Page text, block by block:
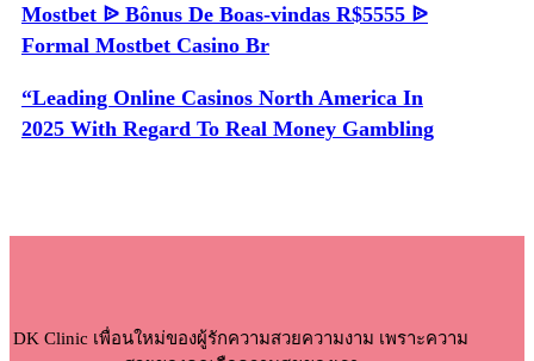
Mostbet ᐉ Bônus De Boas-vindas R$5555 ᐉ
Formal Mostbet Casino Br
“Leading Online Casinos North America In
2025 With Regard To Real Money Gambling
DK Clinic เพื่อนใหม่ของผู้รักความสวยความงาม เพราะความ